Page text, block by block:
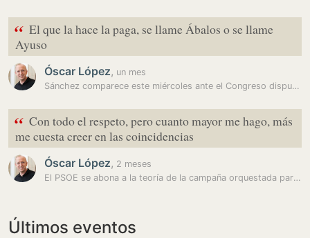
“ El que la hace la paga, se llame Ábalos o se llame
Ayuso
Óscar López, un mes
Sánchez comparece este miércoles ante el Congreso dispuesto a librar…
“ Con todo el respeto, pero cuanto mayor me hago, más
me cuesta creer en las coincidencias
Óscar López, 2 meses
El PSOE se abona a la teoría de la campaña orquestada para afrontar el…
Últimos eventos